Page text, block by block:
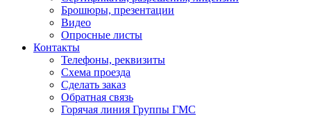
Брошюры, презентации
Видео
Опросные листы
Контакты
Телефоны, реквизиты
Схема проезда
Сделать заказ
Обратная связь
Горячая линия Группы ГМС